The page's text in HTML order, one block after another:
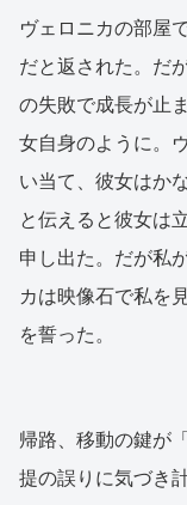
ヴェロニカの部屋
だと返された。だ
の失敗で成長が止
女自身のように。
い当て、彼女はか
と伝えると彼女は
申し出た。だが私
カは映像石で私を
を誓った。
帰路、移動の鍵が
提の誤りに気づき